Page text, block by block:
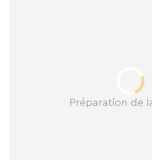
Préparation de